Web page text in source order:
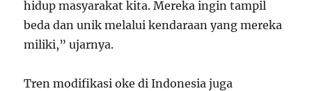
hidup masyarakat kita. Mereka ingin tampil
beda dan unik melalui kendaraan yang mereka
miliki,” ujarnya.
Tren modifikasi oke di Indonesia juga